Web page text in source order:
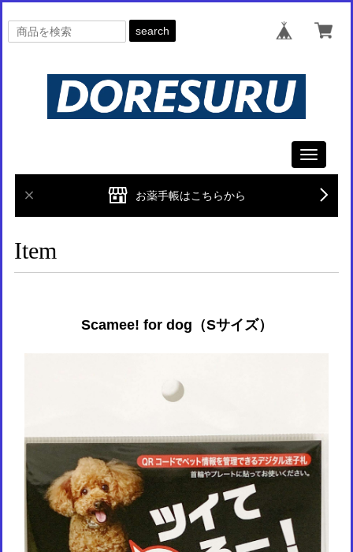
search
Toggle
お薬手帳はこちらから
Item
Scamee! for dog（Sサイズ）